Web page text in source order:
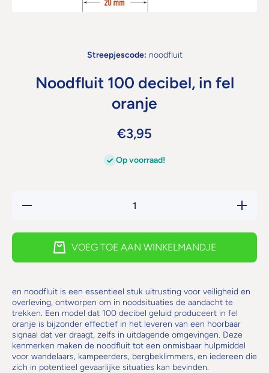
Streepjescode: noodfluit
Noodfluit 100 decibel, in fel
oranje
€3,95
Op voorraad!
Hoeveelheid
in fel oranje
Verhoog
100
fel
VOEG TOE AAN WINKELMANDJE
en noodfluit is een essentieel stuk uitrusting voor veiligheid en
overleving, ontworpen om in noodsituaties de aandacht te
trekken. Een model dat 100 decibel geluid produceert in fel
oranje is bijzonder effectief in het leveren van een hoorbaar
signaal dat ver draagt, zelfs in uitdagende omgevingen. Deze
kenmerken maken de noodfluit tot een onmisbaar hulpmiddel
voor wandelaars, kampeerders, bergbeklimmers, en iedereen die
zich in potentieel gevaarlijke situaties kan bevinden.